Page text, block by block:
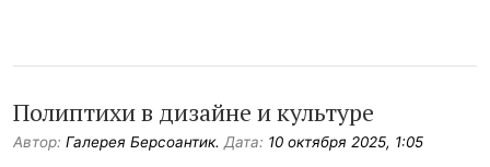
Полиптихи в дизайне и культуре
Автор: Галерея Берсоантик. Дата: 10 октября 2025, 1:05